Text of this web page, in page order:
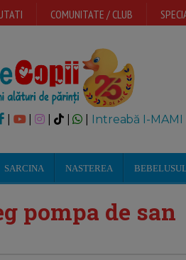
COMUNITATE / CLUB
| | Intreabă I-MAMI
SARCINA NASTEREA BEBELUSUL
pompa de san